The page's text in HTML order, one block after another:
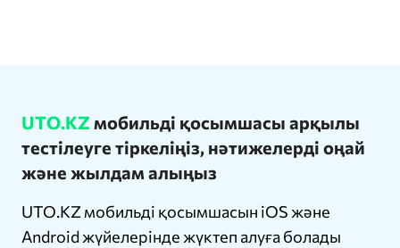
UTO.KZ мобильді қосымшасы арқылы
тестілеуге тіркеліңіз, нәтижелерді оңай
және жылдам алыңыз
UTO.KZ мобильді қосымшасын iOS және
Android жүйелерінде жүктеп алуға болады